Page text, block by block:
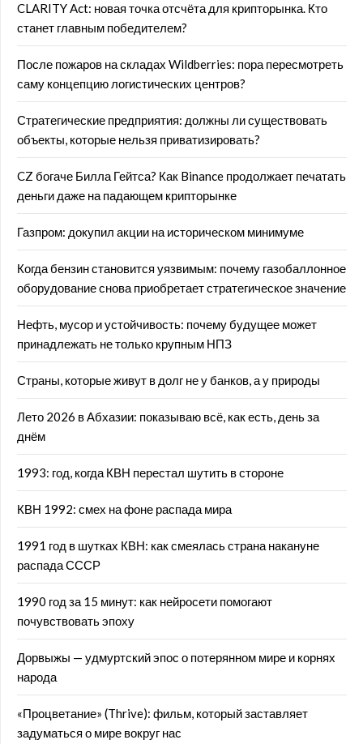
CLARITY Act: новая точка отсчёта для крипторынка. Кто
станет главным победителем?
После пожаров на складах Wildberries: пора пересмотреть
саму концепцию логистических центров?
Стратегические предприятия: должны ли существовать
объекты, которые нельзя приватизировать?
CZ богаче Билла Гейтса? Как Binance продолжает печатать
деньги даже на падающем крипторынке
Газпром: докупил акции на историческом минимуме
Когда бензин становится уязвимым: почему газобаллонное
оборудование снова приобретает стратегическое значение
Нефть, мусор и устойчивость: почему будущее может
принадлежать не только крупным НПЗ
Страны, которые живут в долг не у банков, а у природы
Лето 2026 в Абхазии: показываю всё, как есть, день за
днём
1993: год, когда КВН перестал шутить в стороне
КВН 1992: смех на фоне распада мира
1991 год в шутках КВН: как смеялась страна накануне
распада СССР
1990 год за 15 минут: как нейросети помогают
почувствовать эпоху
Дорвыжы — удмуртский эпос о потерянном мире и корнях
народа
«Процветание» (Thrive): фильм, который заставляет
задуматься о мире вокруг нас